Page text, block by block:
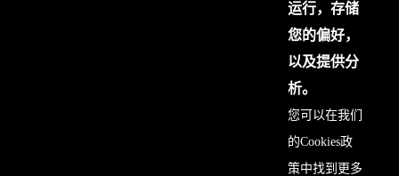
运行，存储
您的偏好，
以及提供分
析。
您可以在我们
的Cookies政
策中找到更多